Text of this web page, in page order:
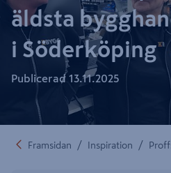
äldsta
i Söderköping
Publicerad 13.11.2025
Framsidan / Inspiration /